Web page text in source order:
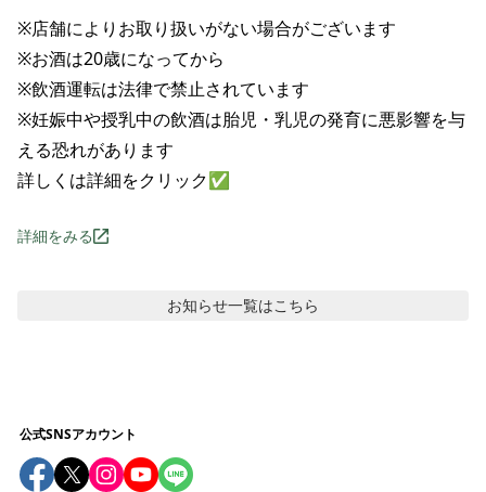
※店舗によりお取り扱いがない場合がございます
※お酒は20歳になってから
※飲酒運転は法律で禁止されています
※妊娠中や授乳中の飲酒は胎児・乳児の発育に悪影響を与
える恐れがあります
詳しくは詳細をクリック✅
詳細をみる
お知らせ一覧はこちら
公式SNSアカウント